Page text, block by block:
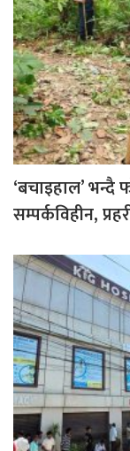
‘बचाइहाल’ भन्दै
सम्पर्कविहीन,